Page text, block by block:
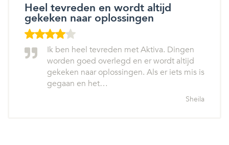
Heel tevreden en wordt altijd
gekeken naar oplossingen
Ik ben heel tevreden met Aktiva. Dingen
worden goed overlegd en er wordt altijd
gekeken naar oplossingen. Als er iets mis is
gegaan en het…
Sheila